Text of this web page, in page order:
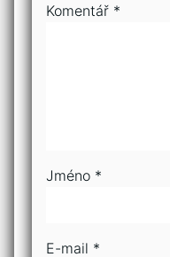
Komentář *
Jméno *
E-mail *